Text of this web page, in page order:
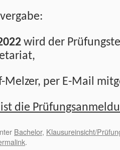
wird der
Melzer, per E-Mail
die
Bachelor, Klausureinsicht/
.